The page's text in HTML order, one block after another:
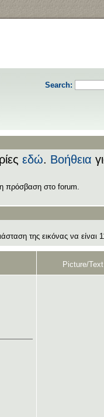
Search:
εδώ. Βοήθεια
πρόσβαση στο forum.
της εικόνας να είναι
Picture/Text